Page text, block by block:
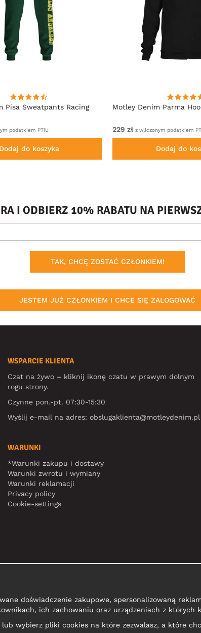
Pisa Sweatpants Racing
podatkiem PTiU
Dodaj do koszyka
Motley Denim Parma
229 zł z wliczonym podatkiem
Dodaj do
I ODBIERZ 10% RABATU NA
TAK, CHCĘ ZOSTAĆ CZŁONKIEM!
JESTEM JUŻ CZŁONKIEM I CHCE SIĘ ZALOGOWAĆ
WSPARCIE KLIENTA
Czat na żywo – kliknij ikonę czatu w prawym dolnym
rogu strony.
Czynne pon.-pt. 07:30-15:30
Wyślij e-mail na adres:obslugaklienta@motleydenim.pl
WARUNKI
*Warunki zakupu i dostawy
Warunki zwrotu i wymiany
Warunki reklamacji
Privacy policy
Cookie-settings
doświadczenie zakupowe, spersonalizowaną
ich zachowaniu oraz urządzeniach z których
wybierz pliki cookies na które zezwalasz, a które